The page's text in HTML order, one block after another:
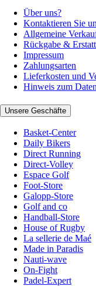
Über uns?
Kontaktieren Sie
Allgemeine
Rückgabe &
Impressum
Zahlungsarten
Lieferkosten und
Hinweis zum
Unsere Geschäfte
Basket-Center
Daily Bikers
Direct Running
Direct-Volley
Espace Golf
Foot-Store
Galopp-Store
Golf and co
Handball-Store
House of Rugby
La sellerie de Maé
Made in Paradis
Nauti-wave
On-Fight
Padel-Expert